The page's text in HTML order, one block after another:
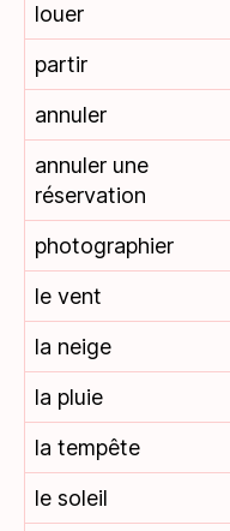
louer
partir
annuler
annuler une
réservation
photographier
le vent
la neige
la pluie
la tempête
le soleil